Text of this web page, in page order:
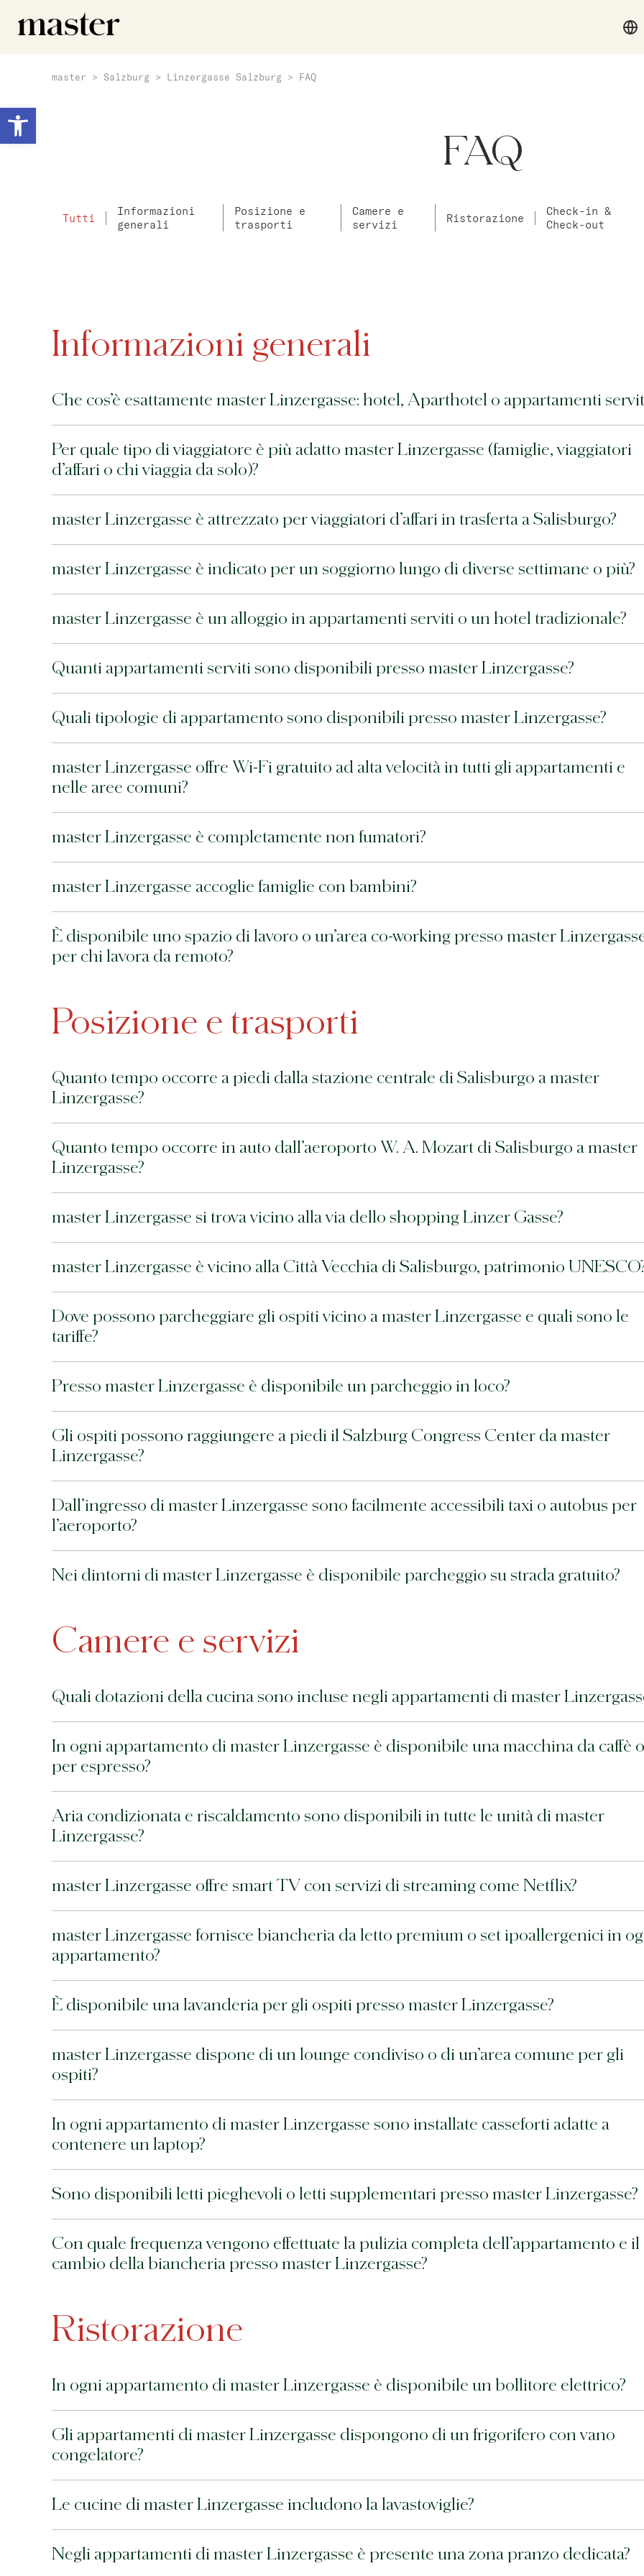
master > Salzburg > Linzergasse Salzburg > FAQ
FAQ
Tutti
Informazioni
generali
Posizione e
trasporti
Camere e
servizi
Ristorazione
Check-in &
Check-out
Informazioni generali
Che cos’è esattamente master Linzergasse: hotel, Aparthotel o appartamenti
Per quale tipo di viaggiatore è più adatto master Linzergasse (famiglie, viaggiatori
d’affari o chi viaggia da solo)?
master Linzergasse è attrezzato per viaggiatori d’affari in trasferta a Salisburgo?
master Linzergasse è indicato per un soggiorno lungo di diverse settimane o più?
master Linzergasse è un alloggio in appartamenti serviti o un hotel tradizionale?
Quanti appartamenti serviti sono disponibili presso master Linzergasse?
Quali tipologie di appartamento sono disponibili presso master Linzergasse?
master Linzergasse offre Wi-Fi gratuito ad alta velocità in tutti gli appartamenti e
nelle aree comuni?
master Linzergasse è completamente non fumatori?
master Linzergasse accoglie famiglie con bambini?
È disponibile uno spazio di lavoro o un’area co-working presso master
per chi lavora da remoto?
Posizione e trasporti
Quanto tempo occorre a piedi dalla stazione centrale di Salisburgo a master
Linzergasse?
Quanto tempo occorre in auto dall’aeroporto W. A. Mozart di Salisburgo a master
Linzergasse?
master Linzergasse si trova vicino alla via dello shopping Linzer Gasse?
master Linzergasse è vicino alla Città Vecchia di Salisburgo, patrimonio
Dove possono parcheggiare gli ospiti vicino a master Linzergasse e quali sono le
tariffe?
Presso master Linzergasse è disponibile un parcheggio in loco?
Gli ospiti possono raggiungere a piedi il Salzburg Congress Center da master
Linzergasse?
Dall’ingresso di master Linzergasse sono facilmente accessibili taxi o autobus per
l’aeroporto?
Nei dintorni di master Linzergasse è disponibile parcheggio su strada gratuito?
Camere e servizi
Quali dotazioni della cucina sono incluse negli appartamenti di master
In ogni appartamento di master Linzergasse è disponibile una macchina da caffè o
per espresso?
Aria condizionata e riscaldamento sono disponibili in tutte le unità di master
Linzergasse?
master Linzergasse offre smart TV con servizi di streaming come Netflix?
master Linzergasse fornisce biancheria da letto premium o set ipoallergenici in
appartamento?
È disponibile una lavanderia per gli ospiti presso master Linzergasse?
master Linzergasse dispone di un lounge condiviso o di un’area comune per gli
ospiti?
In ogni appartamento di master Linzergasse sono installate casseforti adatte a
contenere un laptop?
Sono disponibili letti pieghevoli o letti supplementari presso master Linzergasse?
Con quale frequenza vengono effettuate la pulizia completa dell’appartamento e il
cambio della biancheria presso master Linzergasse?
Ristorazione
In ogni appartamento di master Linzergasse è disponibile un bollitore elettrico?
Gli appartamenti di master Linzergasse dispongono di un frigorifero con vano
congelatore?
Le cucine di master Linzergasse includono la lavastoviglie?
Negli appartamenti di master Linzergasse è presente una zona pranzo dedicata?
Apri la barra degli strumenti